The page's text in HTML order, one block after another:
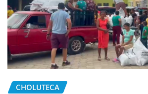
CHOLUTECA